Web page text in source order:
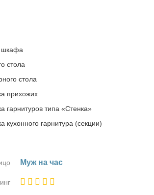
шкафа
стола
стола
прихожих
гарнитуров типа «Стенка»
кухонного гарнитура (секции)
Муж на час